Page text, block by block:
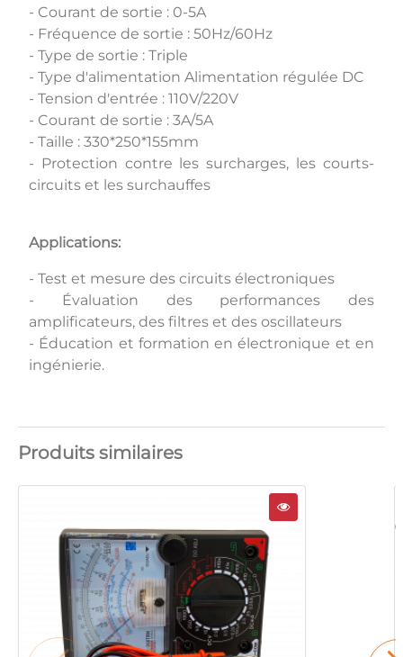
- Courant de sortie : 0-5A
- Fréquence de sortie : 50Hz/60Hz
- Type de sortie : Triple
- Type d'alimentation Alimentation régulée DC
- Tension d'entrée : 110V/220V
- Courant de sortie : 3A/5A
- Taille : 330*250*155mm
- Protection contre les surcharges, les courts-
circuits et les surchauffes
Applications:
- Test et mesure des circuits électroniques
- Évaluation des performances des
amplificateurs, des filtres et des oscillateurs
- Éducation et formation en électronique et en
ingénierie.
Produits similaires